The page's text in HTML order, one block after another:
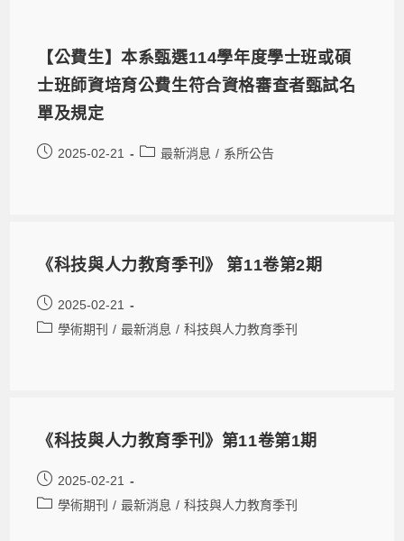
【公費生】本系甄選114學年度學士班或碩
士班師資培育公費生符合資格審查者甄試名
單及規定
2025-02-21 最新消息 / 系所公告
《科技與人力教育季刊》 第11卷第2期
2025-02-21
學術期刊 / 最新消息 / 科技與人力教育季刊
《科技與人力教育季刊》第11卷第1期
2025-02-21
學術期刊 / 最新消息 / 科技與人力教育季刊